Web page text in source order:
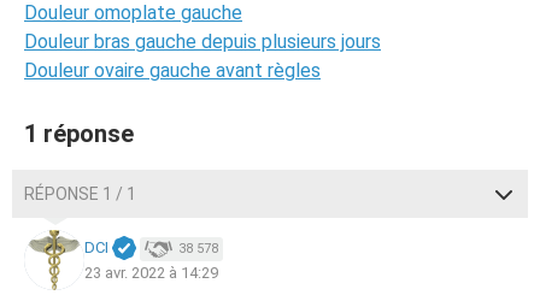
Douleur omoplate gauche
Douleur bras gauche depuis plusieurs jours
Douleur ovaire gauche avant règles
1 réponse
RÉPONSE 1 / 1
DCI 38 578
23 avr. 2022 à 14:29